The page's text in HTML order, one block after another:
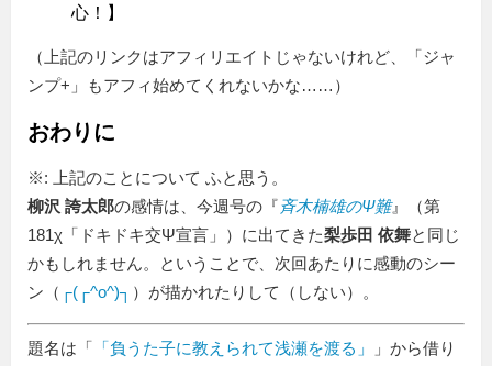
心！】
（上記のリンクはアフィリエイトじゃないけれど、「ジャ
ンプ+」もアフィ始めてくれないかな……）
おわりに
※: 上記のことについて ふと思う。
柳沢 誇太郎の感情は、今週号の『斉木楠雄のΨ難』（第
181χ「ドキドキ交Ψ宣言」）に出てきた梨歩田 依舞と同じ
かもしれません。ということで、次回あたりに感動のシー
ン（ ┌(┌^o^)┐ ）が描かれたりして（しない）。
題名は「 負うた子に教えられて浅瀬を渡る
」から借り